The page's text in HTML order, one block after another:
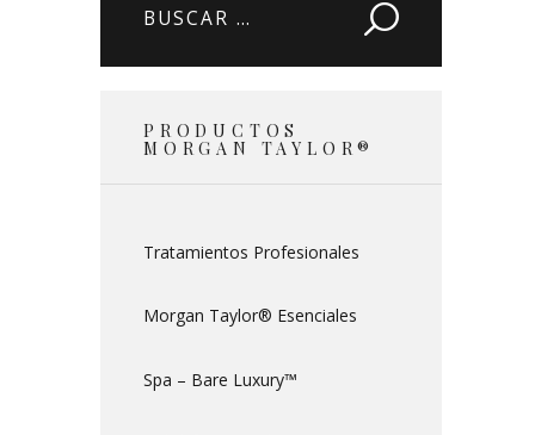
Buscar:
PRODUCTOS
MORGAN TAYLOR®
Tratamientos Profesionales
Morgan Taylor® Esenciales
Spa – Bare Luxury™